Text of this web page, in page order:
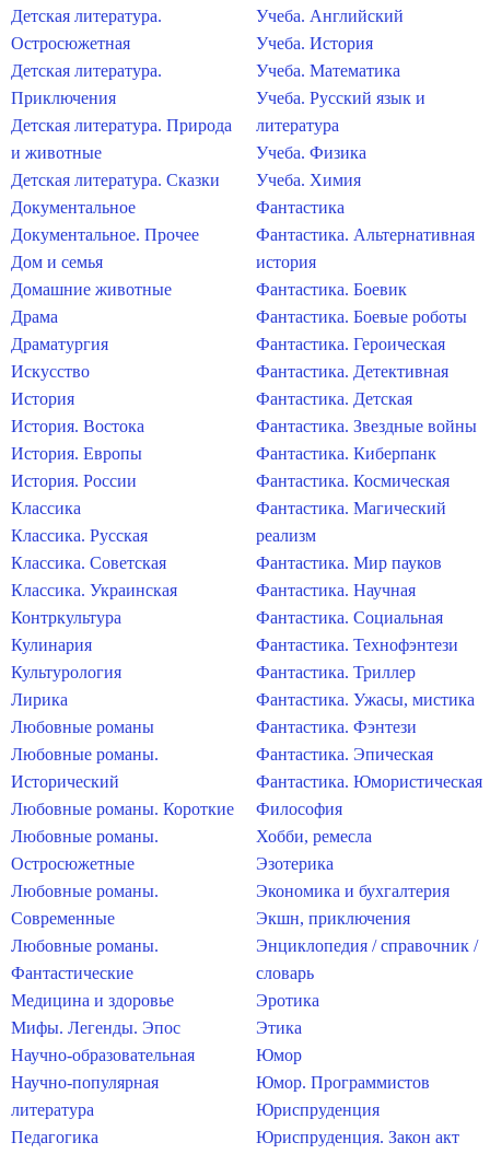
Детская литература.
Остросюжетная
Детская литература.
Приключения
Детская литература. Природа
и животные
Детская литература. Сказки
Документальное
Документальное. Прочее
Дом и семья
Домашние животные
Драма
Драматургия
Искусство
История
История. Востока
История. Европы
История. России
Классика
Классика. Русская
Классика. Советская
Классика. Украинская
Контркультура
Кулинария
Культурология
Лирика
Любовные романы
Любовные романы.
Исторический
Любовные романы. Короткие
Любовные романы.
Остросюжетные
Любовные романы.
Современные
Любовные романы.
Фантастические
Медицина и здоровье
Мифы. Легенды. Эпос
Научно-образовательная
Научно-популярная
литература
Педагогика
Учеба. Английский
Учеба. История
Учеба. Математика
Учеба. Русский язык и
литература
Учеба. Физика
Учеба. Химия
Фантастика
Фантастика. Альтернативная
история
Фантастика. Боевик
Фантастика. Боевые роботы
Фантастика. Героическая
Фантастика. Детективная
Фантастика. Детская
Фантастика. Звездные войны
Фантастика. Киберпанк
Фантастика. Космическая
Фантастика. Магический
реализм
Фантастика. Мир пауков
Фантастика. Научная
Фантастика. Социальная
Фантастика. Технофэнтези
Фантастика. Триллер
Фантастика. Ужасы, мистика
Фантастика. Фэнтези
Фантастика. Эпическая
Фантастика. Юмористическая
Философия
Хобби, ремесла
Эзотерика
Экономика и бухгалтерия
Экшн, приключения
Энциклопедия / справочник /
словарь
Эротика
Этика
Юмор
Юмор. Программистов
Юриспруденция
Юриспруденция. Закон акт